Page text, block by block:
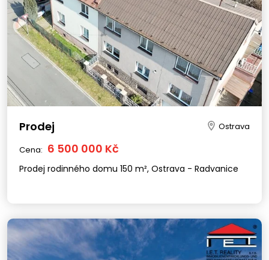
Prodej Ostrava
Cena: 6 500 000 Kč
Prodej rodinného domu 150 m², Ostrava - Radvanice